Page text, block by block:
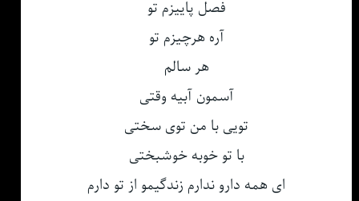
فصل پاییزم تو
آره هرچیزم تو
هر سالم
آسمون آبیه وقتی
تویی با من توی سختی
با تو خوبه خوشبختی
ای همه دارو ندارم زندگیمو از تو دارم